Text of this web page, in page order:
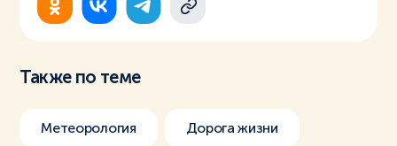
Также по теме
Метеорология Дорога жизни